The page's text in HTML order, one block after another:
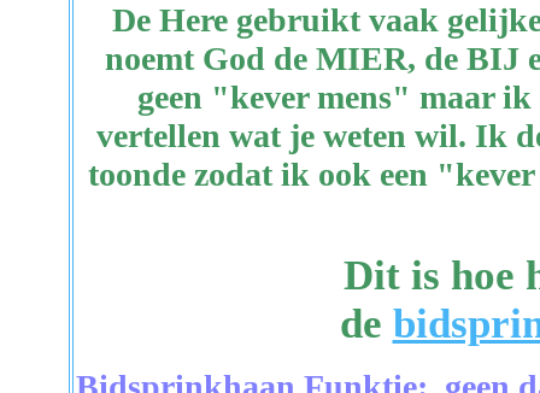
De Here gebruikt vaak
noemt God de MIER, de BIJ
geen "kever mens" maar ik
vertellen wat je weten wil. Ik
toonde zodat ik ook een
Dit is hoe
de